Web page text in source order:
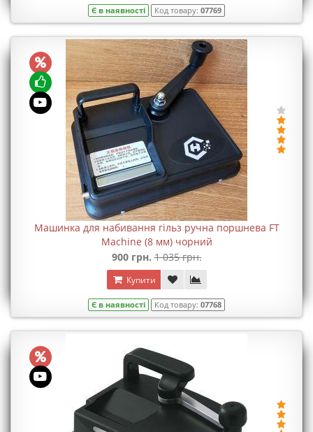
Є в наявності Код товару: 07769
Машинка для набивання гільз ручна поршнева FT
Machine (8 мм) чорний
900 грн. 1 035 грн.
Купити
Є в наявності Код товару: 07768